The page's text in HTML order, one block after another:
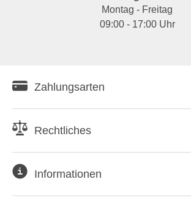
Montag - Freitag
09:00 - 17:00 Uhr
Zahlungsarten
Rechtliches
Informationen